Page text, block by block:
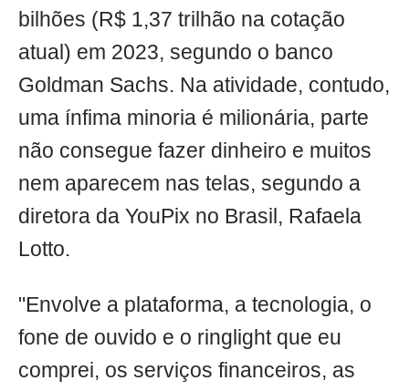
bilhões (R$ 1,37 trilhão na cotação
atual) em 2023, segundo o banco
Goldman Sachs. Na atividade, contudo,
uma ínfima minoria é milionária, parte
não consegue fazer dinheiro e muitos
nem aparecem nas telas, segundo a
diretora da YouPix no Brasil, Rafaela
Lotto.
"Envolve a plataforma, a tecnologia, o
fone de ouvido e o ringlight que eu
comprei, os serviços financeiros, as